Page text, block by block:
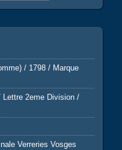
/ 1798 / Marque
Lettre 2eme Division /
Verreries Vosges